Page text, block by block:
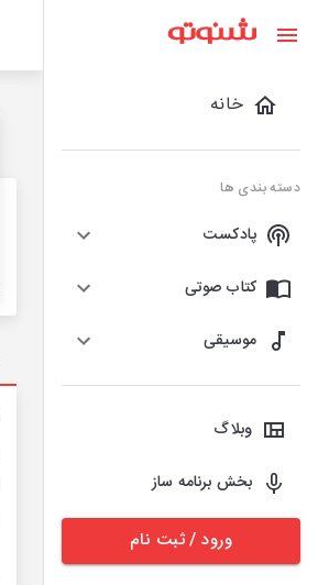
خانه
دسته بندی ها
پادکست
کتاب صوتی
موسیقی
وبلاگ
بخش برنامه ساز
ورود / ثبت نام